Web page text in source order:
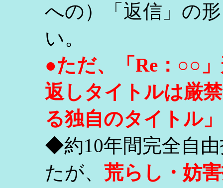
への）「返信」の
い。
●ただ、「Re：○○
返しタイトルは厳
る独自のタイトル
◆約10年間完全自
たが、 荒らし・妨